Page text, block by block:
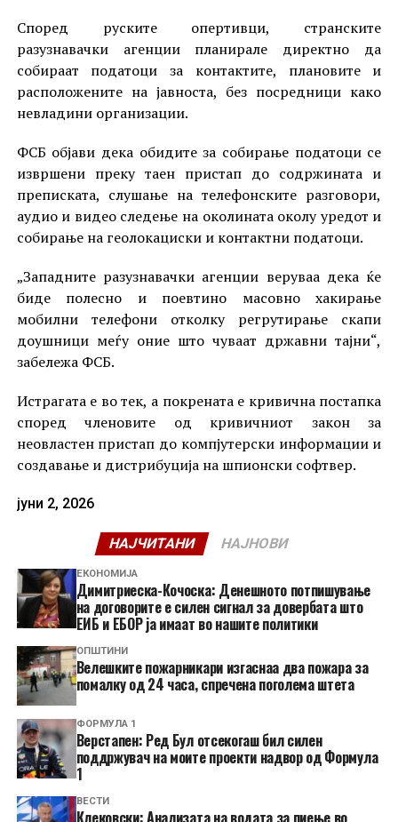
Според руските опертивци, странските
разузнавачки агенции планирале директно да
собираат податоци за контактите, плановите и
расположените на јавноста, без посредници како
невладини организации.
ФСБ објави дека обидите за собирање податоци се
извршени преку таен пристап до содржината и
преписката, слушање на телефонските разговори,
аудио и видео следење на околината околу уредот и
собирање на геолокациски и контактни податоци.
„Западните разузнавачки агенции веруваа дека ќе
биде полесно и поевтино масовно хакирање
мобилни телефони отколку регрутирање скапи
доушници меѓу оние што чуваат државни тајни“,
забележа ФСБ.
Истрагата е во тек, а покрената е кривична постапка
според членовите од кривичниот закон за
неовластен пристап до компјутерски информации и
создавање и дистрибуција на шпионски софтвер.
јуни 2, 2026
НАЈЧИТАНИ НАЈНОВИ
ЕКОНОМИЈА
Димитриеска-Кочоска: Денешното потпишување
на договорите е силен сигнал за довербата што
ЕИБ и ЕБОР ја имаат во нашите политики
ОПШТИНИ
Велешките пожарникари изгаснаа два пожара за
помалку од 24 часа, спречена поголема штета
ФОРМУЛА 1
Верстапен: Ред Бул отсекогаш бил силен
поддржувач на моите проекти надвор од Формула
1
ВЕСТИ